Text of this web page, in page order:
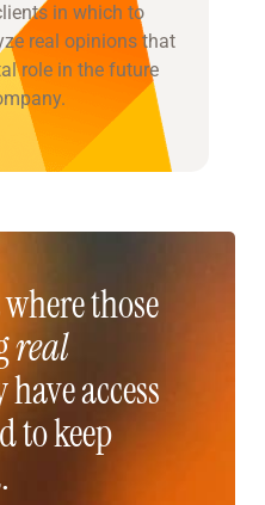
in which to
real opinions that
role in the future
those
real
have access
to keep